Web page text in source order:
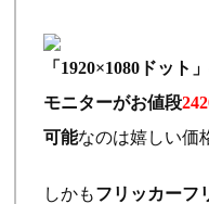
「1920×1080ドット
モニターがお値段
可能なのは嬉しい価
しかもフリッカーフ